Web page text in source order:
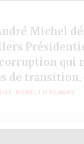
Michel
corruption qui
de
ROBELTO FLANKY